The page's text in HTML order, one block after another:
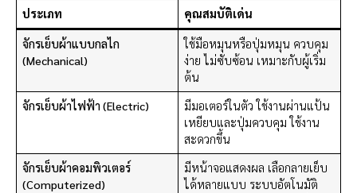
ประเภท คุณสมบัติเด่น
จักรเย็บผ้าแบบกลไก
(Mechanical)
ใช้มือหมุนหรือปุ่มหมุน ควบคุม
ง่าย ไม่ซับซ้อน เหมาะกับผู้เริ่ม
ต้น
จักรเย็บผ้าไฟฟ้า (Electric)
มีมอเตอร์ในตัว ใช้งานผ่านแป้น
เหยียบและปุ่มควบคุม ใช้งาน
สะดวกขึ้น
จักรเย็บผ้าคอมพิวเตอร์
(Computerized)
มีหน้าจอแสดงผล เลือกลายเย็บ
ได้หลายแบบ ระบบอัตโนมัติ